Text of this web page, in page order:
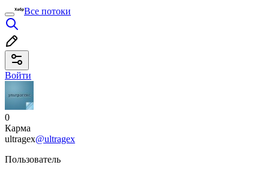
Все потоки
Войти
0
Карма
ultragex@ultragex
Пользователь